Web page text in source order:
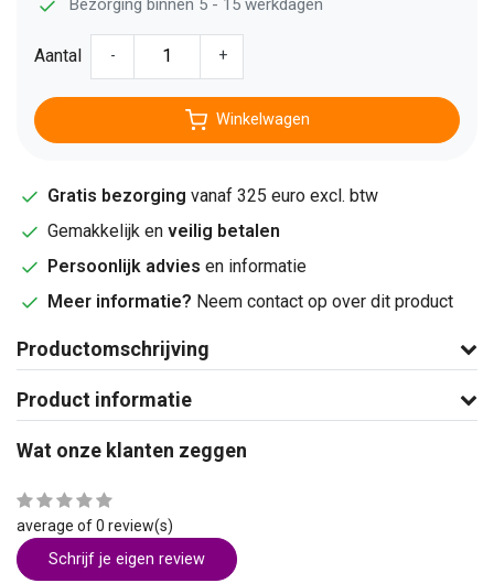
Bezorging binnen 5 - 15 werkdagen
Aantal - +
Winkelwagen
Gratis bezorging vanaf 325 euro excl. btw
Gemakkelijk en veilig betalen
Persoonlijk advies en informatie
Meer informatie? Neem contact op over dit product
Productomschrijving
Product informatie
Wat onze klanten zeggen
average of 0 review(s)
Schrijf je eigen review